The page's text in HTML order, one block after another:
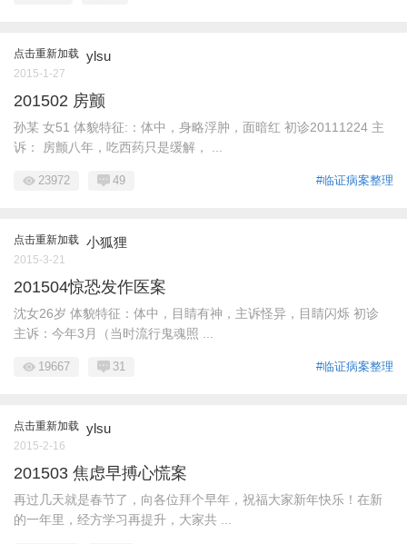
点击重新加载 ylsu
2015-1-27
201502 房颤
孙某 女51 体貌特征:：体中，身略浮肿，面暗红 初诊20111224 主
诉： 房颤八年，吃西药只是缓解， ...
#临证病案整理
23972 49
点击重新加载 小狐狸
2015-3-21
201504惊恐发作医案
沈女26岁 体貌特征：体中，目睛有神，主诉怪异，目睛闪烁 初诊
主诉：今年3月（当时流行鬼魂照 ...
#临证病案整理
19667 31
点击重新加载 ylsu
2015-2-16
201503 焦虑早搏心慌案
再过几天就是春节了，向各位拜个早年，祝福大家新年快乐！在新
的一年里，经方学习再提升，大家共 ...